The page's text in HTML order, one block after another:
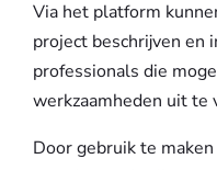
Via het platform
project beschrijven en
professionals die
werkzaamheden uit te
Door gebruik te